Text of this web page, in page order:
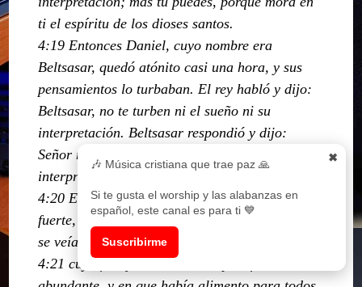
ti el espíritu de los dioses santos.
4:19 Entonces Daniel, cuyo nombre era
Beltsasar, quedó atónito casi una hora, y sus
pensamientos lo turbaban. El rey habló y dijo:
Beltsasar, no te turben ni el sueño ni su
interpretación. Beltsasar respondió y dijo:
Señor mío, el sueño sea para tus enemigos, y su
interpretación para los que mal te quieren.
4:20 El árbol que viste, que crecía y se hacía
fuerte, y cuya copa llegaba hasta el cielo, y que
se veía desde todos los confines de la tierra,
4:21 cuyo follaje era hermoso, y su fruto
✖
🎶 Música cristiana que trae paz 🙏
Si te gusta el worship y las alabanzas en
español, este canal es para ti 💙
Suscribirme